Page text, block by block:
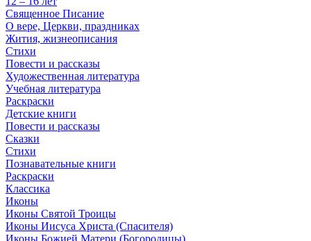
Священное Писание
О вере, Церкви, праздниках
Жития, жизнеописания
Стихи
Повести и рассказы
Художественная литература
Учебная литература
Раскраски
Детские книги
Повести и рассказы
Сказки
Стихи
Познавательные книги
Раскраски
Классика
Иконы
Иконы Святой Троицы
Иконы Иисуса Христа (Спасителя)
Иконы Божией Матери (Богородицы)